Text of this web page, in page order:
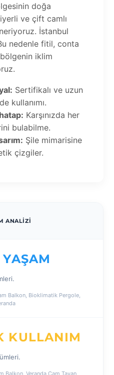
doğa
ve çift camlı
İstanbul
nedenle fitil, conta
iklim
Sertifikalı ve uzun
kullanımı.
Karşınızda her
bulabilme.
Şile mimarisine
çizgiler.
ANALIZI
Balkon, Bioklimatik Pergole,
KULLANIM